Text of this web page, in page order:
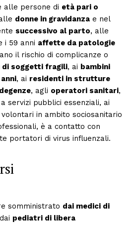
alle persone di età pari o
donne in gravidanza e nel
successivo al parto, alle
i 59 anni affette da patologie
il rischio di complicanze o
di soggetti fragili, ai bambini
, ai residenti in strutture
, agli operatori sanitari,
servizi pubblici essenziali, ai
in ambito sociosanitario
è a contatto con
portatori di virus influenzali.
somministrato dai medici di
pediatri di libera